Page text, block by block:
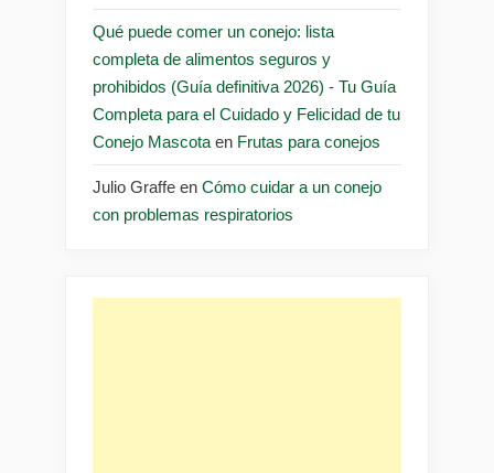
Qué puede comer un conejo: lista
completa de alimentos seguros y
prohibidos (Guía definitiva 2026) - Tu Guía
Completa para el Cuidado y Felicidad de tu
Conejo Mascota en Frutas para conejos
Julio Graffe en Cómo cuidar a un conejo
con problemas respiratorios